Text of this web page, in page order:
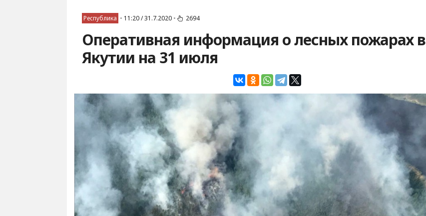
Республика • 11:20 / 31.7.2020 • 2694
Оперативная информация о лесных пожарах в
Якутии на 31 июля